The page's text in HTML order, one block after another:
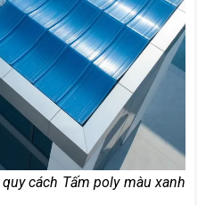
cách Tấm poly màu xanh